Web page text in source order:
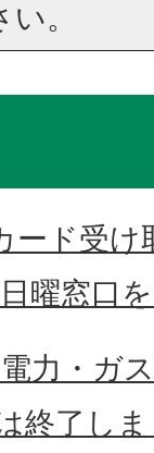
。
ード受
曜窓口
力・ガ
終了し